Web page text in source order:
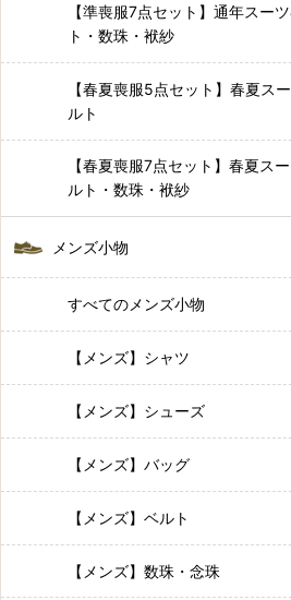
【準喪服7点セット】通年スー
ト・数珠・袱紗
【春夏喪服5点セット】春夏ス
ルト
【春夏喪服7点セット】春夏ス
ルト・数珠・袱紗
メンズ小物
すべてのメンズ小物
【メンズ】シャツ
【メンズ】シューズ
【メンズ】バッグ
【メンズ】ベルト
【メンズ】数珠・念珠